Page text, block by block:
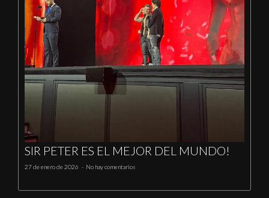
SIR PETER ES EL MEJOR DEL MUNDO!
27 de enero de 2026 No hay comentarios